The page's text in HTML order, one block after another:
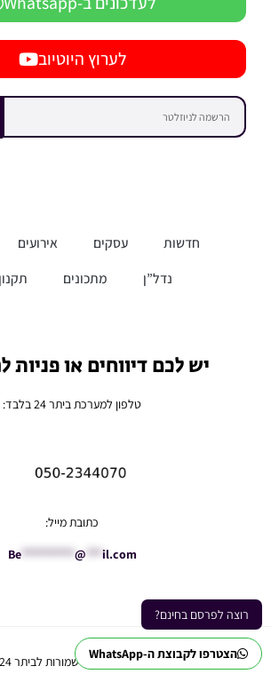
הצטרפו לקבוצת ה-WhatsApp
רוצה לפרסם בחינם?
לערוץ היוטיוב
חדשות עסקים אירועים
נדל”ן
מתכונים
יש לכם דיווחים או פניות
טלפון למערכת ביתר 24 בלבד:
כתובת מייל:
Be********** @ *** il.com
Ⓒ כל הזכויות שמורות לביתר 24